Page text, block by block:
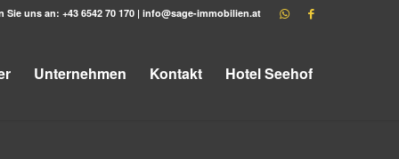
Sie uns an: +43 6542 70 170 | info@sage-immobilien.at
Unternehmen Kontakt Hotel Seehof